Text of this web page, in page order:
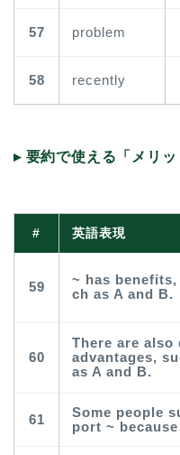
57 problem
58 recently
▸ 要約で使える「メリ
# 英語表現
59
~ has benefits,
ch as A and B.
60
There are also
advantages,
as A and B.
61
Some people
port ~